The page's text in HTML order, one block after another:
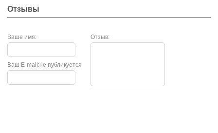
Отзывы
Ваше имя: Отзыв:
не публикуется
Ваш E-mail: